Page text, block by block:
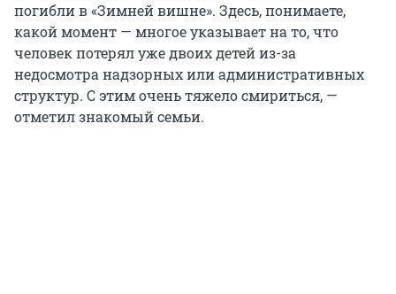
погибли в «Зимней вишне». Здесь, понимаете,
какой момент — многое указывает на то, что
человек потерял уже двоих детей из-за
недосмотра надзорных или административных
структур. С этим очень тяжело смириться, —
отметил знакомый семьи.